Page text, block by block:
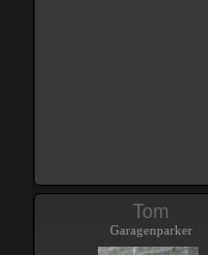
Tom
Garagenparker